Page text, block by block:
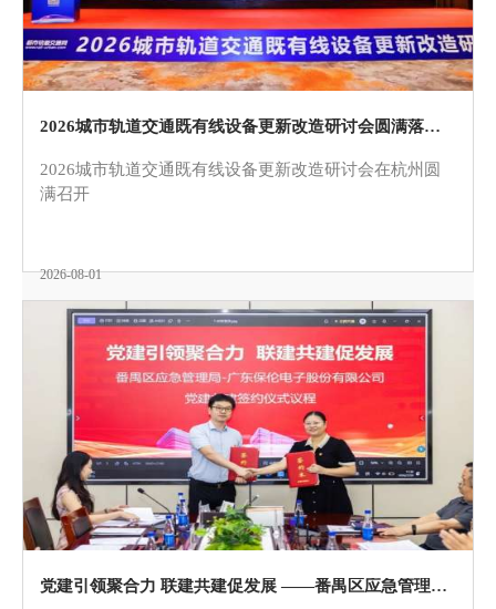
2026城市轨道交通既有线设备更新改造研讨会圆满落幕！itc保伦股份赋能城市轨道交通智慧升级
2026城市轨道交通既有线设备更新改造研讨会在杭州圆
满召开
2026-08-01
党建引领聚合力 联建共建促发展 ——番禺区应急管理局领导莅临itc保伦股份开展党建共建签约仪式